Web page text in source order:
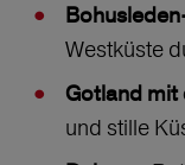
Westküste
Gotland mit
und stille